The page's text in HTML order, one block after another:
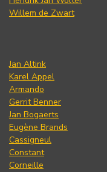
Willem de Zwart
Jan Altink
Karel Appel
Armando
Gerrit Benner
Jan Bogaerts
Eugène Brands
Cassigneul
Constant
Corneille